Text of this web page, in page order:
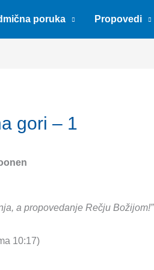
poruka Propovedi
gori – 1
a propovedanje Rečju Božijom!”
10:17)